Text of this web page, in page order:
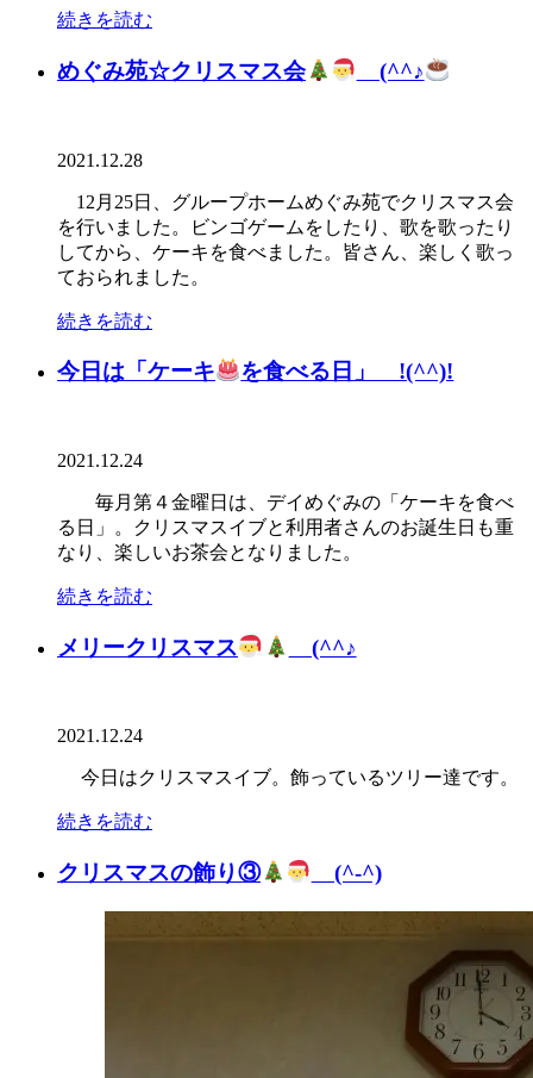
続きを読む
めぐみ苑☆クリスマス会 (^^♪
2021.12.28
12月25日、グループホームめぐみ苑でクリスマス会
を行いました。ビンゴゲームをしたり、歌を歌ったり
してから、ケーキを食べました。皆さん、楽しく歌っ
ておられました。
続きを読む
今日は「ケーキ を食べる日」 !(^^)!
2021.12.24
毎月第４金曜日は、デイめぐみの「ケーキを食べ
る日」。クリスマスイブと利用者さんのお誕生日も重
なり、楽しいお茶会となりました。
続きを読む
メリークリスマス (^^♪
2021.12.24
今日はクリスマスイブ。飾っているツリー達です。
続きを読む
クリスマスの飾り③ (^-^)